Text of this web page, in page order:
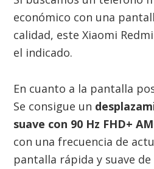
económico con una
calidad, este Xiaomi
el indicado.
En cuanto a la pantalla
Se consigue un
suave con 90 Hz FHD+
con una frecuencia de
pantalla rápida y suave de